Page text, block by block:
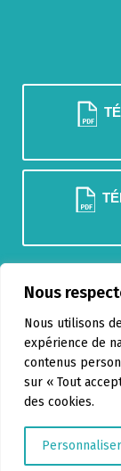
Nous
Nous utilisons
expérience de
contenus
sur « Tout
des cookies.
Personnaliser